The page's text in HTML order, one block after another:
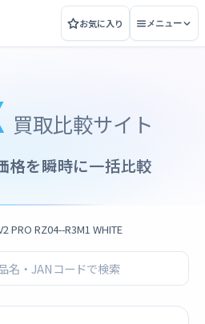
お気に入り メニュー
買取比較サイト
格を瞬時に一括比較
PRO RZ04--R3M1 WHITE